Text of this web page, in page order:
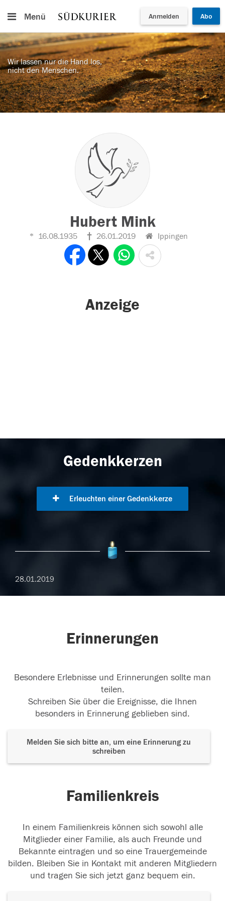
Menü Anmelden Abo
Wir lassen nur die Hand los,
nicht den Menschen.
Hubert Mink
16.08.1935 26.01.2019 Ippingen
Anzeige
Gedenkkerzen
Erleuchten einer Gedenkkerze
28.01.2019
Erinnerungen
Besondere Erlebnisse und Erinnerungen sollte man
teilen.
Schreiben Sie über die Ereignisse, die Ihnen
besonders in Erinnerung geblieben sind.
Melden Sie sich bitte an, um eine Erinnerung zu
schreiben
Familienkreis
In einem Familienkreis können sich sowohl alle
Mitglieder einer Familie, als auch Freunde und
Bekannte eintragen und so eine Trauergemeinde
bilden. Bleiben Sie in Kontakt mit anderen Mitgliedern
und tragen Sie sich jetzt ganz bequem ein.